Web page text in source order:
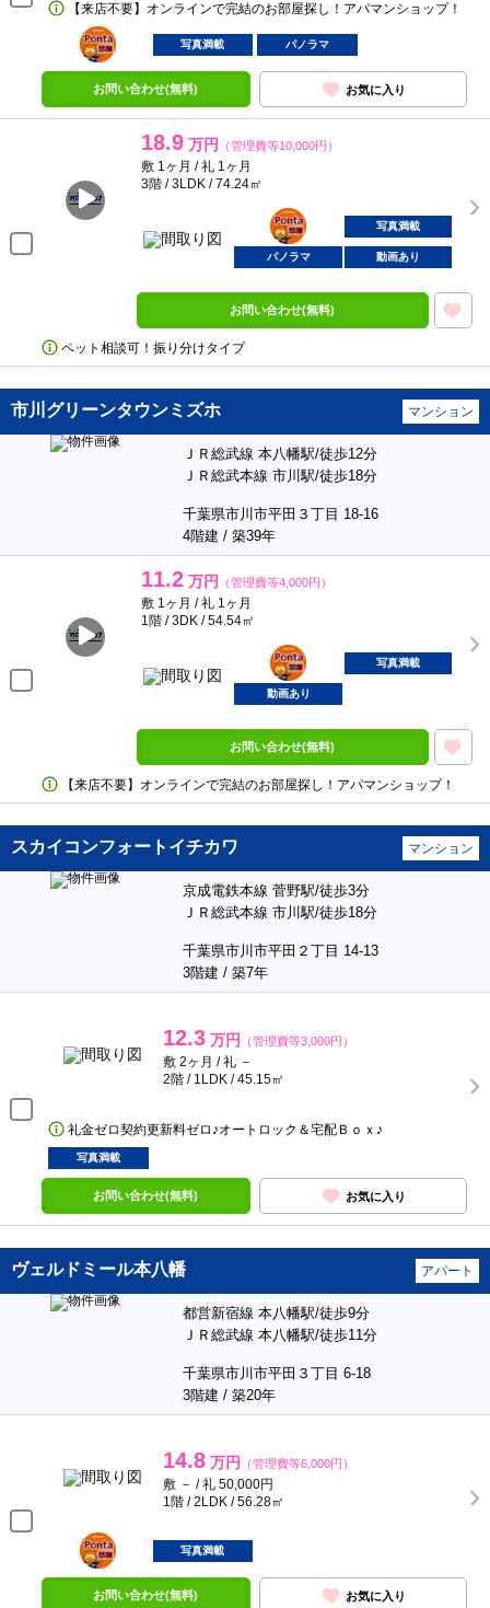
【来店不要】オンラインで完結のお部屋探し！アパマンショップ！
ポンタ
部屋
写真満載 パノラマ
お問い合わせ(無料) お気に入り
18.9 万円 （管理費等10,000円）
敷 1ヶ月 / 礼 1ヶ月
3階 / 3LDK / 74.24㎡
ポンタ
部屋
写真満載
パノラマ 動画あり
お問い合わせ(無料)
ペット相談可！振り分けタイプ
市川グリーンタウンミズホ マンション
ＪＲ総武線 本八幡駅/徒歩12分
ＪＲ総武本線 市川駅/徒歩18分
千葉県市川市平田３丁目 18-16
4階建 / 築39年
11.2 万円 （管理費等4,000円）
敷 1ヶ月 / 礼 1ヶ月
1階 / 3DK / 54.54㎡
ポンタ
部屋
写真満載
動画あり
お問い合わせ(無料)
【来店不要】オンラインで完結のお部屋探し！アパマンショップ！
スカイコンフォートイチカワ マンション
京成電鉄本線 菅野駅/徒歩3分
ＪＲ総武本線 市川駅/徒歩18分
千葉県市川市平田２丁目 14-13
3階建 / 築7年
12.3 万円 （管理費等3,000円）
敷 2ヶ月 / 礼 －
2階 / 1LDK / 45.15㎡
礼金ゼロ契約更新料ゼロ♪オートロック＆宅配Ｂｏｘ♪
写真満載
お問い合わせ(無料) お気に入り
ヴェルドミール本八幡 アパート
都営新宿線 本八幡駅/徒歩9分
ＪＲ総武線 本八幡駅/徒歩11分
千葉県市川市平田３丁目 6-18
3階建 / 築20年
14.8 万円 （管理費等6,000円）
敷 － / 礼 50,000円
1階 / 2LDK / 56.28㎡
ポンタ
部屋
写真満載
お問い合わせ(無料) お気に入り